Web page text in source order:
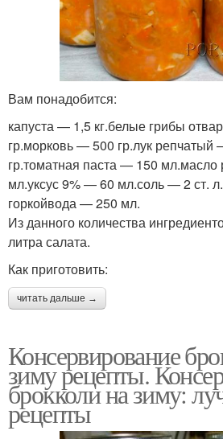
Вам понадобится:
капуста — 1,5 кг.белые грибы
гр.морковь — 500 гр.лук
гр.томатная паста — 150
мл.уксус 9% — 60 мл.соль — 2 ст.
горкойвода — 250 мл.
Из данного количества
литра салата.
Как приготовить:
читать дальше →
Консервирование
зиму рецепты.
брокколи на зиму:
рецепты